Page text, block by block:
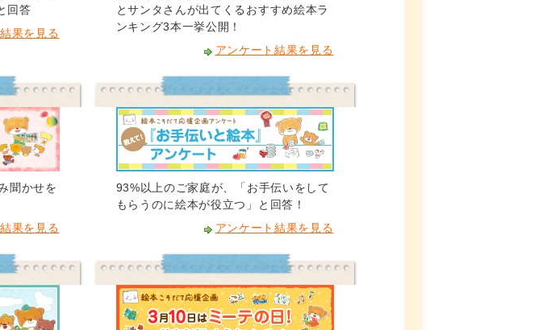
回答
果を見る
とサンタさんが出てくるおすすめ絵本ラ
ンキング3本一挙公開！
アンケート結果を見る
聞かせを
果を見る
93%以上のご家庭が、「お手伝いをして
もらうのに絵本が役立つ」と回答！
アンケート結果を見る